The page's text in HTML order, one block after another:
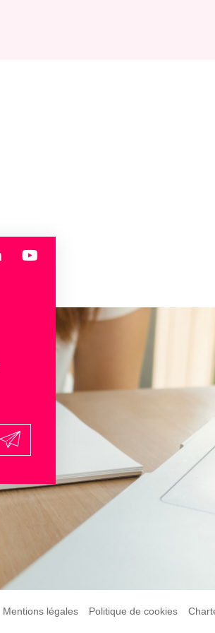
Mentions légales Politique de cookies